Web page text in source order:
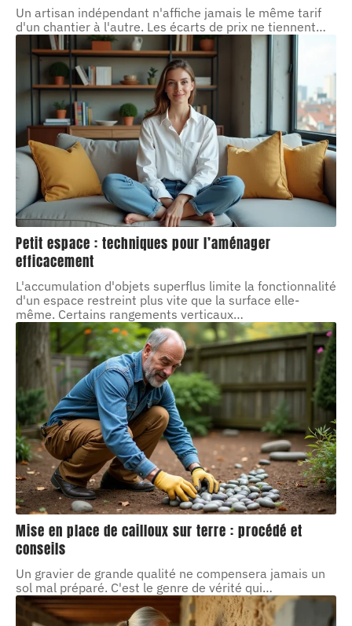
Un artisan indépendant n'affiche jamais le même tarif
d'un chantier à l'autre. Les écarts de prix ne tiennent…
Petit espace : techniques pour l’aménager
efficacement
L'accumulation d'objets superflus limite la fonctionnalité
d'un espace restreint plus vite que la surface elle-
même. Certains rangements verticaux…
Mise en place de cailloux sur terre : procédé et
conseils
Un gravier de grande qualité ne compensera jamais un
sol mal préparé. C'est le genre de vérité qui…